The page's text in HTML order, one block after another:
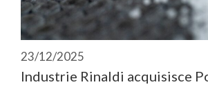
23/12/2025
Industrie Rinaldi acquisisce